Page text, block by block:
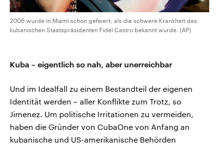
2006 wurde in Miami schon gefeiert, als die schwere Krankheit des
kubanischen Staatspräsidenten Fidel Castro bekannt wurde. (AP)
Kuba – eigentlich so nah, aber unerreichbar
Und im Idealfall zu einem Bestandteil der eigenen
Identität werden – aller Konflikte zum Trotz, so
Jimenez. Um politische Irritationen zu vermeiden,
haben die Gründer von CubaOne von Anfang an
kubanische und US-amerikanische Behörden